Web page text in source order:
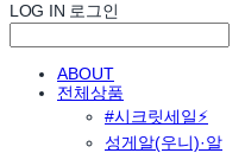
LOG IN 로그인
ABOUT
전체상품
#시크릿세일⚡
성게알(우니)·알